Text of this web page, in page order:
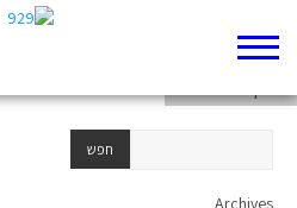
Archives